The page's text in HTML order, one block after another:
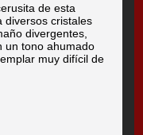
de esta
diversos cristales
divergentes,
un tono ahumado
muy difícil de